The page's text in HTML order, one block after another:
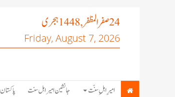
24صفر المظفر, 1448 ہجری
Friday, August 7, 2026
امیرِ اہلِ سنّت جانشین امیر اہل سنت پاکستان